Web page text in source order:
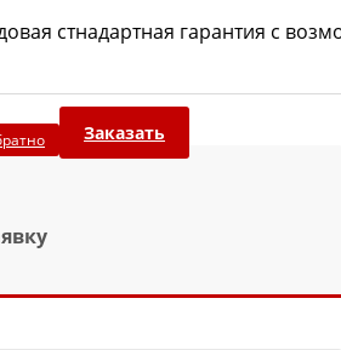
стнадартная гарантия с
Заказать